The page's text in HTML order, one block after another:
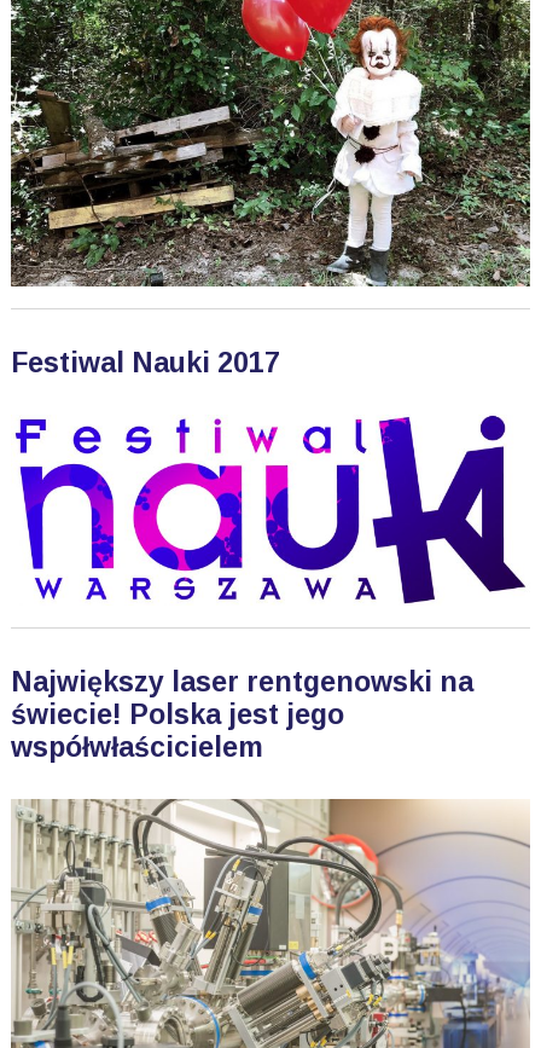
Festiwal Nauki 2017
Największy laser rentgenowski na
świecie! Polska jest jego
współwłaścicielem